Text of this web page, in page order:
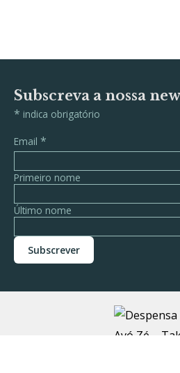
Subscreva a nossa
* indica obrigatório
Email *
Primeiro nome
Último nome